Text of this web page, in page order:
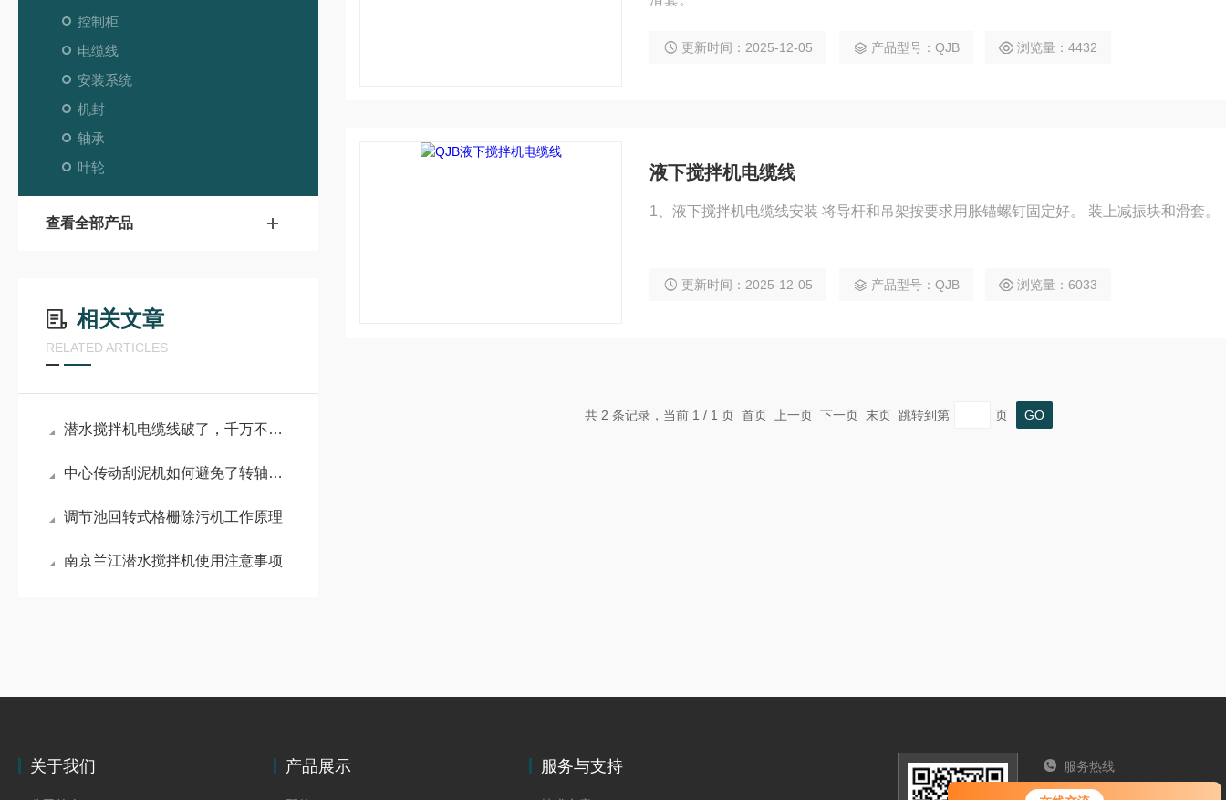
您好！欢迎前来咨询，很高兴为您
控制柜
电缆线
安装系统
机封
轴承
叶轮
查看全部产品
相关文章
RELATED ARTICLES
潜水搅拌机电缆线破了，千万不要有侥幸心理
中心传动刮泥机如何避免了转轴传动
调节池回转式格栅除污机工作原理
南京兰江潜水搅拌机使用注意事项
更新时间：2025-12-05 产品型号：QJB 浏览量：4432
液下搅拌机电缆线
1、液下搅拌机电缆线安装 将导杆和吊架按要求用胀锚螺钉固定好。 装上减振块和滑套。
更新时间：2025-12-05 产品型号：QJB 浏览量：6033
共 2 条记录，当前 1 / 1 页 首页 上一页 下一页 末页 跳转到第 页
关于我们 产品展示 服务与支持 服务热线